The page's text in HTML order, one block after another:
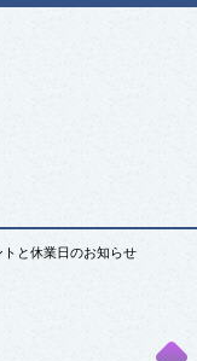
と休業日のお知らせ